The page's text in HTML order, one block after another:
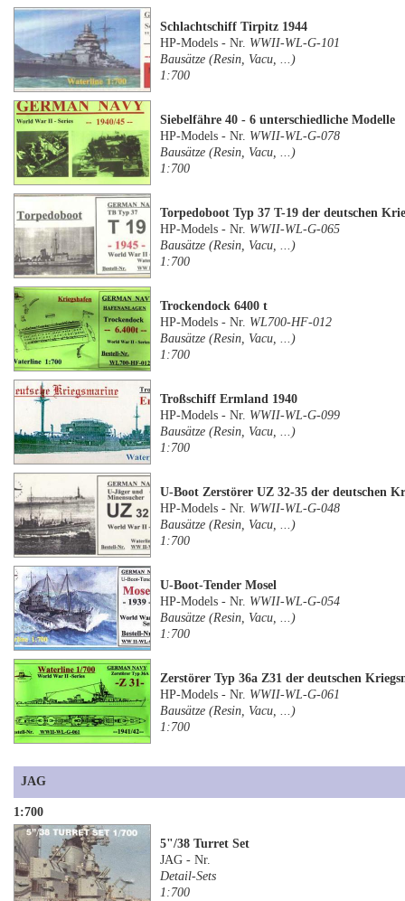
Schlachtschiff Tirpitz 1944
HP-Models - Nr. WWII-WL-G-101
Bausätze (Resin, Vacu, ...)
1:700
Siebelfähre 40 - 6 unterschiedliche Modelle
HP-Models - Nr. WWII-WL-G-078
Bausätze (Resin, Vacu, ...)
1:700
Torpedoboot Typ 37 T-19 der deutschen
HP-Models - Nr. WWII-WL-G-065
Bausätze (Resin, Vacu, ...)
1:700
Trockendock 6400 t
HP-Models - Nr. WL700-HF-012
Bausätze (Resin, Vacu, ...)
1:700
Troßschiff Ermland 1940
HP-Models - Nr. WWII-WL-G-099
Bausätze (Resin, Vacu, ...)
1:700
U-Boot Zerstörer UZ 32-35 der deutschen
HP-Models - Nr. WWII-WL-G-048
Bausätze (Resin, Vacu, ...)
1:700
U-Boot-Tender Mosel
HP-Models - Nr. WWII-WL-G-054
Bausätze (Resin, Vacu, ...)
1:700
Zerstörer Typ 36a Z31 der deutschen
HP-Models - Nr. WWII-WL-G-061
Bausätze (Resin, Vacu, ...)
1:700
JAG
1:700
5"/38 Turret Set
JAG - Nr.
Detail-Sets
1:700